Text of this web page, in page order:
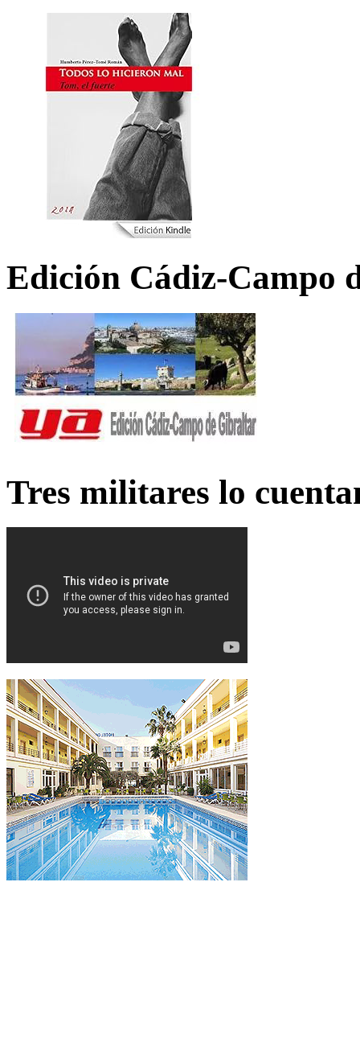
Edición Cádiz-Campo
Tres militares lo